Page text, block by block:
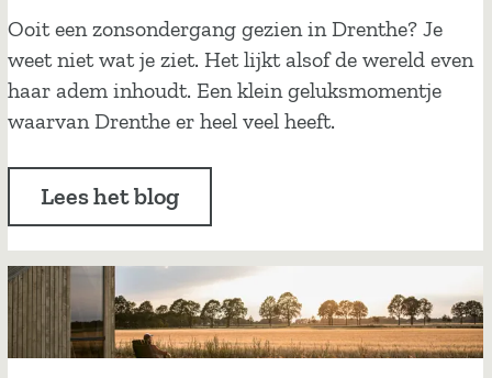
D
r
e
n
e
l
u
k
Ooit een zonsondergang gezien in Drenthe? Je
weet niet wat je ziet. Het lijkt alsof de wereld even
haar adem inhoudt. Een klein geluksmomentje
waarvan Drenthe er heel veel heeft.
Lees het blog